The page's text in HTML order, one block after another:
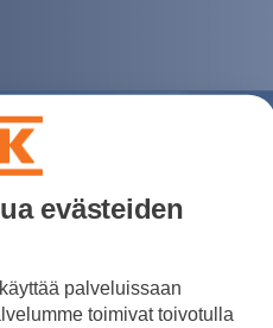
evästeiden
palveluissaan
toimivat toivotulla